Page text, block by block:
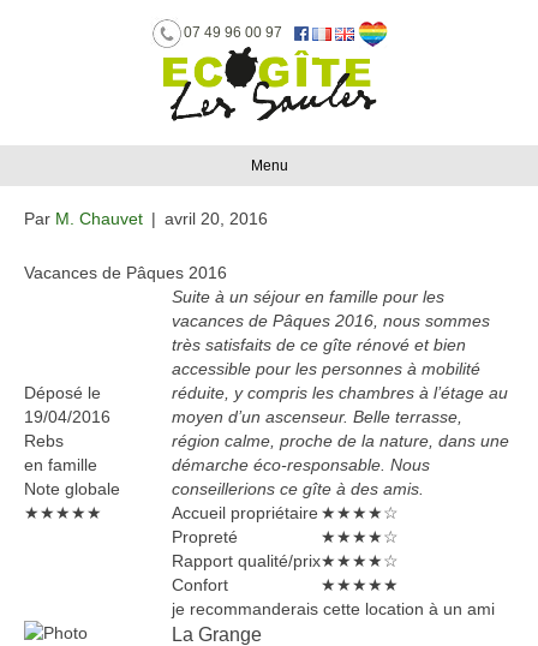
07 49 96 00 97
Menu
Vacances de Paques
Par M. Chauvet | avril 20, 2016
Vacances de Pâques 2016
Déposé le
19/04/2016
Rebs
en famille
Note globale
★★★★★
Suite à un séjour en famille pour les
vacances de Pâques 2016, nous sommes
très satisfaits de ce gîte rénové et bien
accessible pour les personnes à mobilité
réduite, y compris les chambres à l’étage au
moyen d’un ascenseur. Belle terrasse,
région calme, proche de la nature, dans une
démarche éco-responsable. Nous
conseillerions ce gîte à des amis.
Accueil propriétaire ★★★★☆
Propreté
★★★★☆
Rapport qualité/prix★★★★☆
Confort
★★★★★
je recommanderais cette location à un ami
La Grange